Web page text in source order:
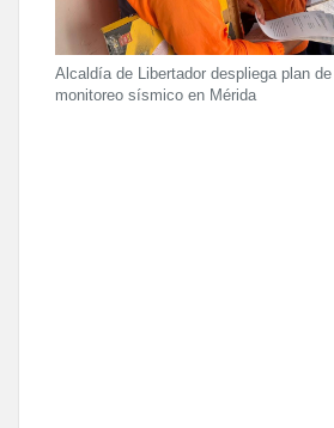
Alcaldía de Libertador despliega plan
monitoreo sísmico en Mérida